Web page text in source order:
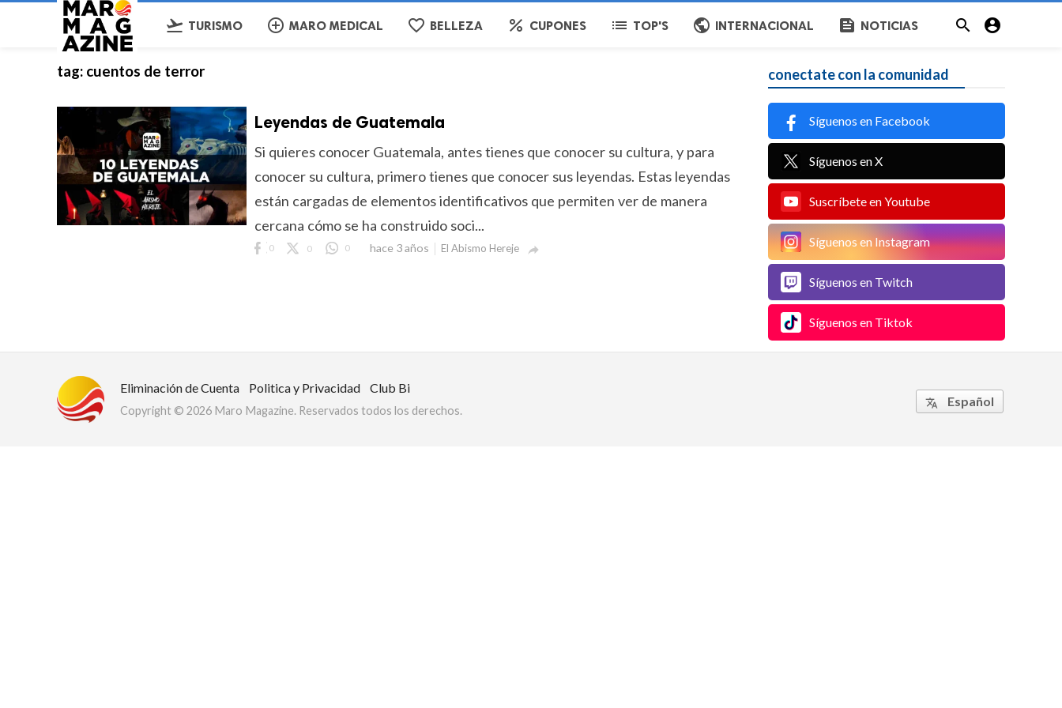
flight_takeoff TURISMO add_circle_outline MARO MEDICAL favorite_border BELLEZA percent CUPONES list TOP'S public INTERNACIONAL feed NOTICIAS  
tag: cuentos de terror
Leyendas de Guatemala
Si quieres conocer Guatemala, antes tienes que conocer su cultura, y para
conocer su cultura, primero tienes que conocer sus leyendas. Estas leyendas
están cargadas de elementos identificativos que permiten ver de manera
cercana cómo se ha construido soci...
0 0 0 hace 3 años El Abismo Hereje 
conectate con la comunidad
Síguenos en Facebook
Síguenos en X
Suscríbete en Youtube
Síguenos en Instagram
Síguenos en Twitch
Síguenos en Tiktok
Eliminación de Cuenta Politica y Privacidad Club Bi
Copyright © 2026 Maro Magazine. Reservados todos los derechos.
 Español